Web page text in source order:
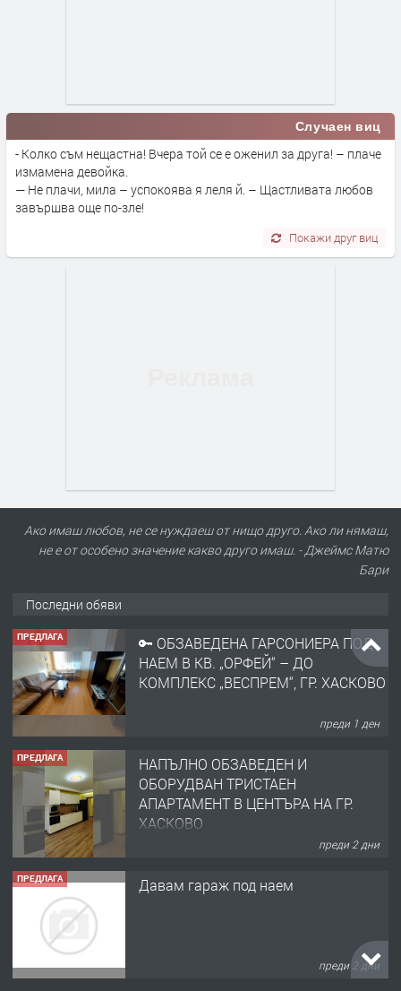
Случаен виц
- Колко съм нещастна! Вчера той се е оженил за друга! – плаче
измамена девойка.
— Не плачи, мила – успокоява я леля й. – Щастливата любов
завършва още по-зле!
Покажи друг виц
Ако имаш любов, не се нуждаеш от нищо друго. Ако ли нямаш,
не е от особено значение какво друго имаш. - Джеймс Матю
Бари
Последни обяви
ПРЕДЛАГА
🔑 ОБЗАВЕДЕНА ГАРСОНИЕРА ПОД
НАЕМ В КВ. „ОРФЕЙ“ – ДО
КОМПЛЕКС „ВЕСПРЕМ“, ГР. ХАСКОВО
преди 1 ден
ПРЕДЛАГА
НАПЪЛНО ОБЗАВЕДЕН И
ОБОРУДВАН ТРИСТАЕН
АПАРТАМЕНТ В ЦЕНТЪРА НА ГР.
ХАСКОВО
преди 2 дни
ПРЕДЛАГА Давам гараж под наем
преди 2 дни